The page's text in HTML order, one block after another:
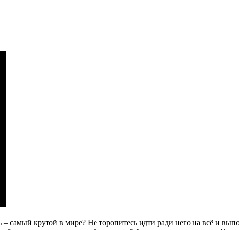
крутой в мире? Не торопитесь идти ради него на всё и